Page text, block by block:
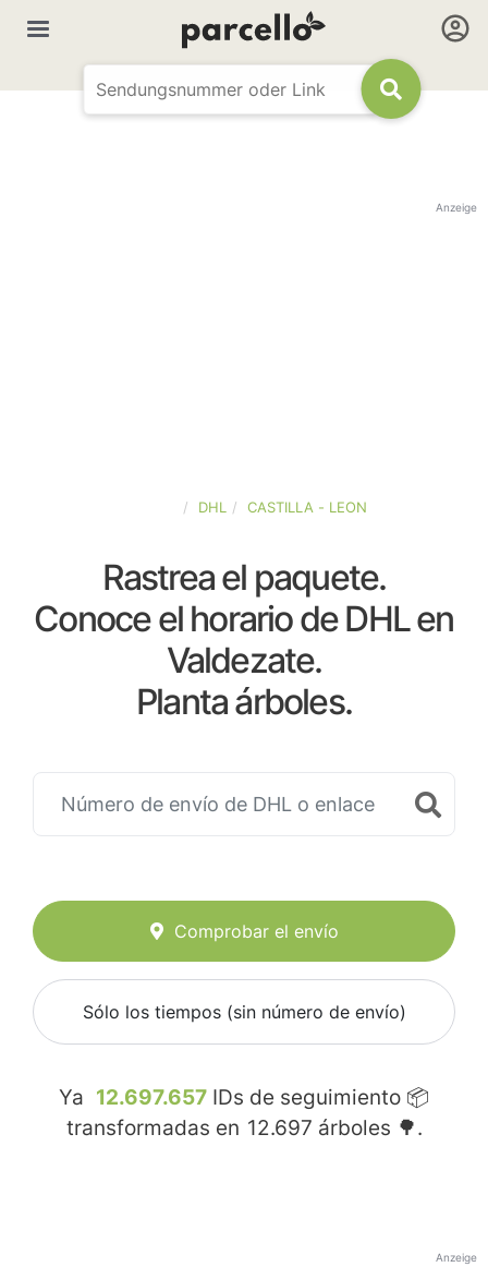
Anzeige
DHL CASTILLA - LEON
Rastrea el paquete.
Conoce el horario de DHL en
Valdezate.
Planta árboles.
Comprobar el envío
Sólo los tiempos (sin número de envío)
Ya 12.697.657 IDs de seguimiento 📦
transformadas en 12.697 árboles 🌳.
Anzeige